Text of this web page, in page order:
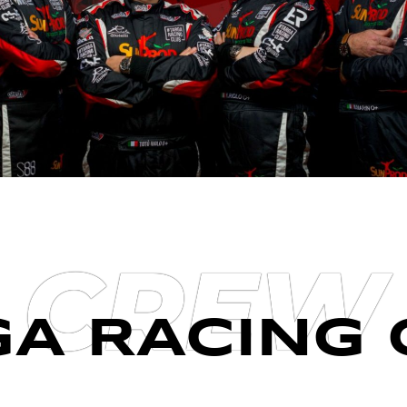
CREW
RACING